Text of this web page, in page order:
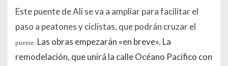
Este puente de Ali se va a ampliar para facilitar el
paso a peatones y ciclistas, que podrán cruzar el
puente. Las obras empezarán «en breve». La
remodelación, que unirá la calle Océano Pacífico con